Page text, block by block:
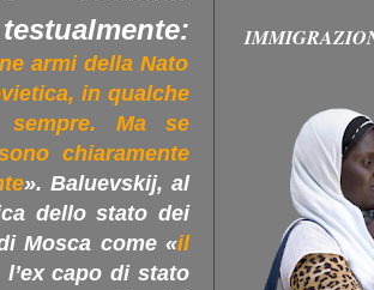
armi della Nato
in qualche
Ma se
chiaramente
». Baluevskij, al
dello stato dei
Mosca come «il
l’ex capo di stato